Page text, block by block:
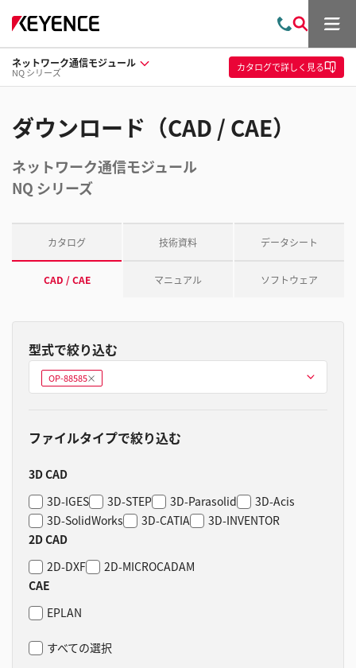
問
い
合
わ
索
メ
ュ
ー
ネットワーク通信モジュール
NQ シリーズ カタログで詳しく見る
ダウンロード（CAD / CAE）
ネットワーク通信モジュール
NQ シリーズ
カタログ 技術資料 データシート
CAD / CAE マニュアル ソフトウェア
型式で絞り込む
型式を選ぶ
OP-88585削
除
ファイルタイプで絞り込む
3D CAD
3D-IGES
3D-STEP 3D-Parasolid
3D-Acis
3D-SolidWorks
3D-CATIA
3D-INVENTOR
2D CAD
2D-DXF
2D-MICROCADAM
CAE
EPLAN
すべての選択